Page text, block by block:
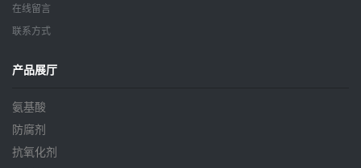
在线留言
联系方式
产品展厅
氨基酸
防腐剂
抗氧化剂